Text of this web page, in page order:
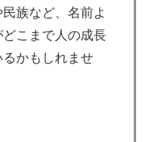
族など、名前よ
こまで人の成長
かもしれませ